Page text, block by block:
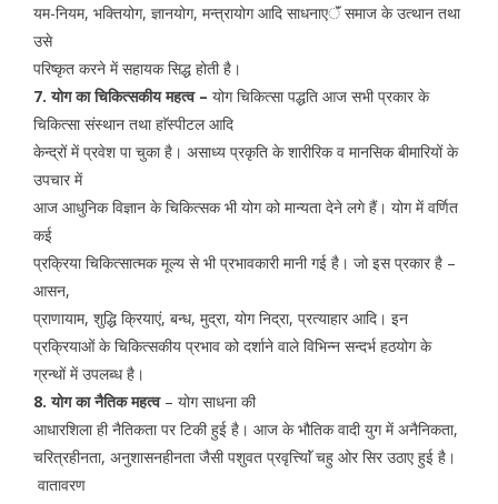
यम-नियम, भक्तियोग, ज्ञानयोग, मन्त्रायोग आदि साधनाएॅं समाज के उत्थान तथा
उसे
परिष्कृत करने में सहायक सिद्ध होती है।
7. योग का चिकित्सकीय महत्व – योग चिकित्सा पद्धति आज सभी प्रकार के
चिकित्सा संस्थान तथा हाॅस्पीटल आदि
केन्द्रों में प्रवेश पा चुका है। असाध्य प्रकृति के शारीरिक व मानसिक बीमारियों के
उपचार में
आज आधुनिक विज्ञान के चिकित्सक भी योग को मान्यता देने लगे हैं। योग में वर्णित
कई
प्रक्रिया चिकित्सात्मक मूल्य से भी प्रभावकारी मानी गई है। जो इस प्रकार है –
आसन,
प्राणायाम, शुद्धि क्रियाएं, बन्ध, मुद्रा, योग निद्रा, प्रत्याहार आदि। इन
प्रक्रियाओं के चिकित्सकीय प्रभाव को दर्शाने वाले विभिन्न सन्दर्भ हठयोग के
ग्रन्थों में उपलब्ध है।
8. योग का नैतिक महत्व – योग साधना की
आधारशिला ही नैतिकता पर टिकी हुई है। आज के भौतिक वादी युग में अनैनिकता,
चरित्रहीनता, अनुशासनहीनता जैसी पशुवत प्रवृत्त्यिाॅं चहु ओर सिर उठाए हुई है।
वातावरण